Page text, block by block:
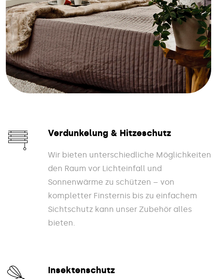
Verdunkelung & Hitzeschutz
Wir bieten unterschiedliche Möglichkeiten
den Raum vor Lichteinfall und
Sonnenwärme zu schützen – von
kompletter Finsternis bis zu einfachem
Sichtschutz kann unser Zubehör alles
bieten.
Insektenschutz